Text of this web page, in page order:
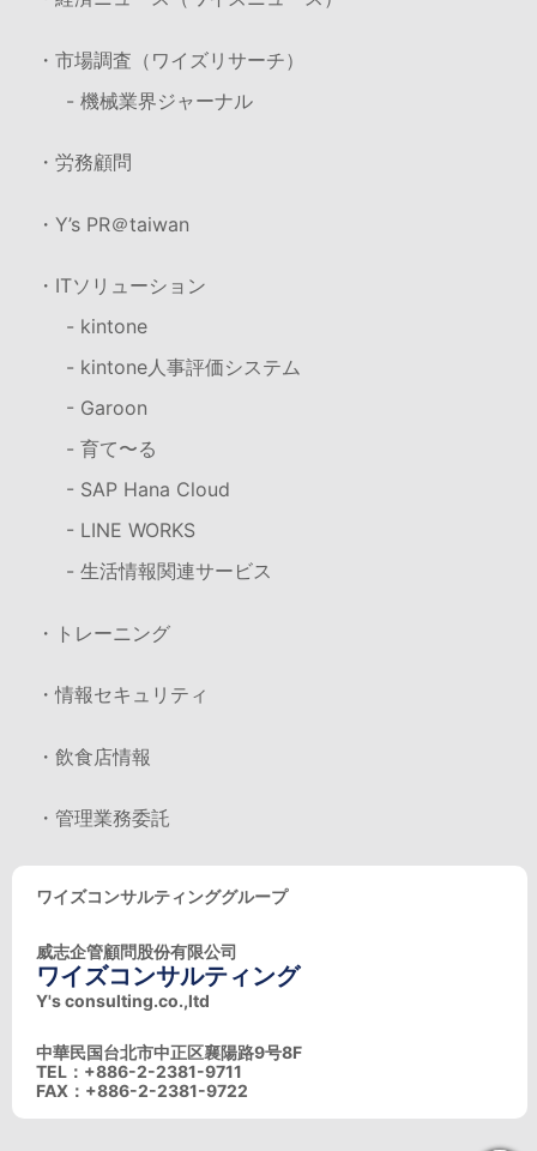
・市場調査（ワイズリサーチ）
- 機械業界ジャーナル
・労務顧問
・Y’s PR＠taiwan
・ITソリューション
- kintone
- kintone人事評価システム
- Garoon
- 育て〜る
- SAP Hana Cloud
- LINE WORKS
- 生活情報関連サービス
・トレーニング
・情報セキュリティ
・飲食店情報
・管理業務委託
ワイズコンサルティンググループ
威志企管顧問股份有限公司
ワイズコンサルティング
Y's consulting.co.,ltd
中華民国台北市中正区襄陽路9号8F
TEL：+886-2-2381-9711
FAX：+886-2-2381-9722